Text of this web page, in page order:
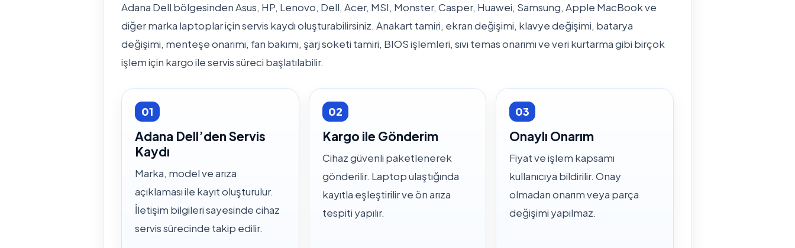
Adana Dell bölgesinden Asus, HP, Lenovo, Dell, Acer, MSI, Monster, Casper, Huawei, Samsung, Apple MacBook ve
diğer marka laptoplar için servis kaydı oluşturabilirsiniz. Anakart tamiri, ekran değişimi, klavye değişimi, batarya
değişimi, menteşe onarımı, fan bakımı, şarj soketi tamiri, BIOS işlemleri, sıvı temas onarımı ve veri kurtarma gibi birçok
işlem için kargo ile servis süreci başlatılabilir.
01
Adana Dell’den Servis
Kaydı
Marka, model ve arıza
açıklaması ile kayıt oluşturulur.
İletişim bilgileri sayesinde cihaz
servis sürecinde takip edilir.
02
Kargo ile Gönderim
Cihaz güvenli paketlenerek
gönderilir. Laptop ulaştığında
kayıtla eşleştirilir ve ön arıza
tespiti yapılır.
03
Onaylı Onarım
Fiyat ve işlem kapsamı
kullanıcıya bildirilir. Onay
olmadan onarım veya parça
değişimi yapılmaz.